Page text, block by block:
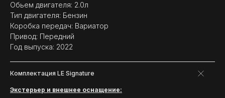
Обьем двигателя: 2.0л
Тип двигателя: Бензин
Коробка передач: Вариатор
Привод: Передний
Год выпуска: 2022
Комплектация LE Signature
Экстерьер и внешнее оснащение: